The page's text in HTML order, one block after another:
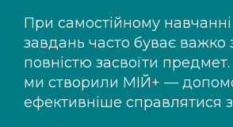
При самостійному
завдань часто буває важко
повністю засвоїти
ми створили МІЙ+ —
ефективніше справлятися